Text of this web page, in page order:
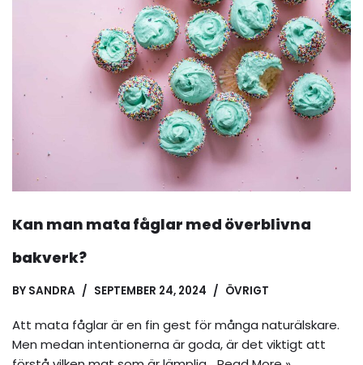
Kan man mata fåglar med överblivna
bakverk?
BY SANDRA SEPTEMBER 24, 2024 ÖVRIGT
Att mata fåglar är en fin gest för många naturälskare.
Men medan intentionerna är goda, är det viktigt att